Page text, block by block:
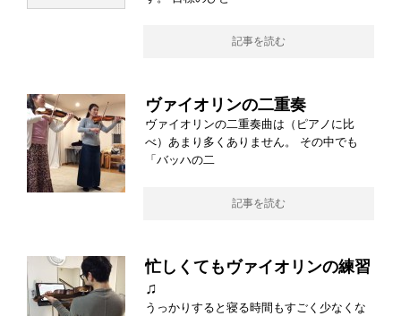
記事を読む
ヴァイオリンの二重奏
ヴァイオリンの二重奏曲は（ピアノに比
べ）あまり多くありません。 その中でも
「バッハの二
記事を読む
忙しくてもヴァイオリンの練習
♫
うっかりすると寝る時間もすごく少なくな